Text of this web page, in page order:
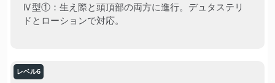
Ⅳ型①：生え際と頭頂部の両方に進行。デュタステリ
ドとローションで対応。